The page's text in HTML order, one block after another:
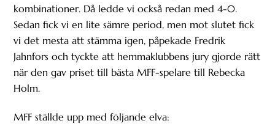
kombinationer. Då ledde vi också redan med 4-0.
Sedan fick vi en lite sämre period, men mot slutet fick
vi det mesta att stämma igen, påpekade Fredrik
Jahnfors och tyckte att hemmaklubbens jury gjorde rätt
när den gav priset till bästa MFF-spelare till Rebecka
Holm.
MFF ställde upp med följande elva: